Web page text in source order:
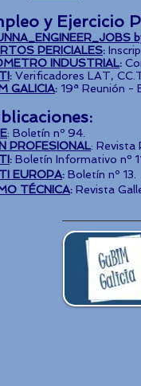
y Ejercicio
PERICIALES:
INDUSTRIAL:
: Verificadores LAT,
GALICIA: 19ª Reunión -
: Boletín nº 94.
PROFESIONAL: Revista
: Boletín Informativo nº
EUROPA: Boletín nº 13.
TÉCNICA: Revista